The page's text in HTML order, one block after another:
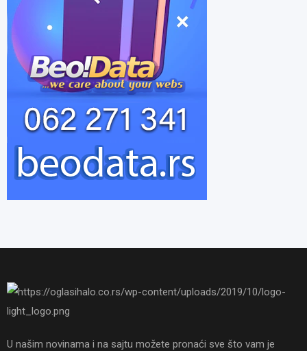
U našim novinama i na sajtu možete pronaći sve što vam je